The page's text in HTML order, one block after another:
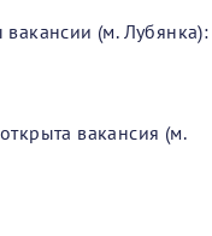
(м. Лубянка):
вакансия (м.